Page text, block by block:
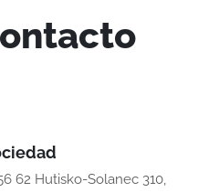
62 Hutisko-Solanec 310,